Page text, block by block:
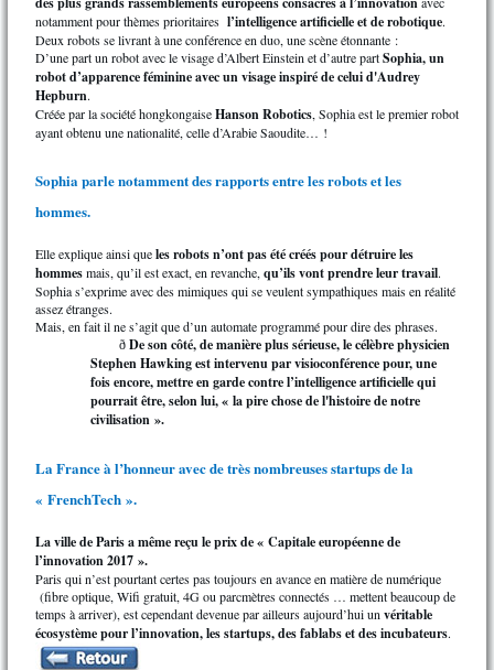
notamment pour thèmes prioritaires l’intelligence artificielle et de robotique.
Deux robots se livrant à une conférence en duo, une scène étonnante :
D’une part un robot avec le visage d’Albert Einstein et d’autre partSophia, un
robot d’apparence féminine avec un visage inspiré de celui d'Audrey
Hepburn.
Créée par la société hongkongaiseHanson Robotics, Sophia est le premier robot
ayant obtenu une nationalité, celle d’Arabie Saoudite… !
Sophia parle notamment des rapports entre les robots et les
hommes.
Elle explique ainsi queles robots n’ont pas été créés pour détruire les
hommesmais, qu’il est exact, en revanche, qu’ils vont prendre leur travail.
Sophia s’exprime avec des mimiques qui se veulent sympathiques mais en réalité
assez étranges.
Mais, en fait il ne s’agit que d’un automate programmé pour dire des phrases.
ð De son côté, de manière plus sérieuse, le célèbre physicien
Stephen Hawking est intervenu par visioconférence pour, une
fois encore, mettre en garde contre l’intelligence artificielle qui
pourrait être, selon lui, « la pire chose de l'histoire de notre
civilisation ».
La France à l’honneur avec de très nombreuses startups de la
« FrenchTech ».
La ville de Paris a même reçu le prix de « Capitale européenne de
l’innovation 2017 ».
Paris qui n’est pourtant certes pas toujours en avance en matière de numérique
(fibre optique, Wifi gratuit, 4G ou parcmètres connectés … mettent beaucoup de
temps à arriver), est cependant devenue par ailleurs aujourd’hui un véritable
écosystème pour l’innovation, les startups, desfablabs et des incubateurs.